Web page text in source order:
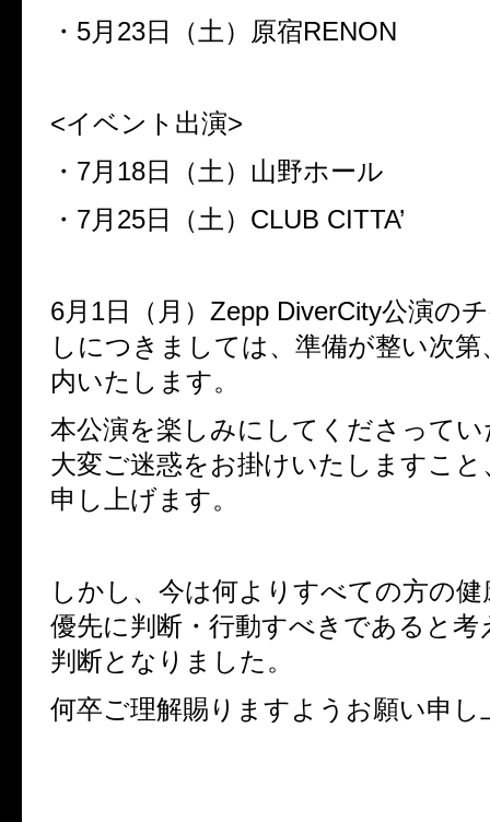
・5月23日（土）原宿RENON
<イベント出演>
・7月18日（土）山野ホール
・7月25日（土）CLUB CITTA’
6月1日（月）Zepp DiverCity公演の
しにつきましては、準備が整い次
内いたします。
本公演を楽しみにしてくださって
大変ご迷惑をお掛けいたしますこ
申し上げます。
しかし、今は何よりすべての方の
優先に判断・行動すべきであると
判断となりました。
何卒ご理解賜りますようお願い申し